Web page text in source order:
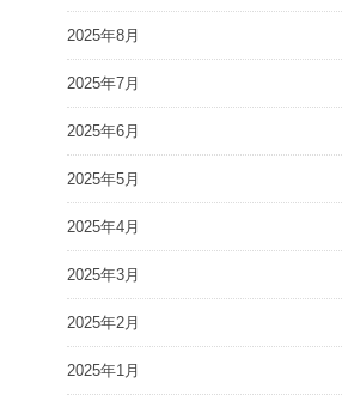
2025年8月
2025年7月
2025年6月
2025年5月
2025年4月
2025年3月
2025年2月
2025年1月